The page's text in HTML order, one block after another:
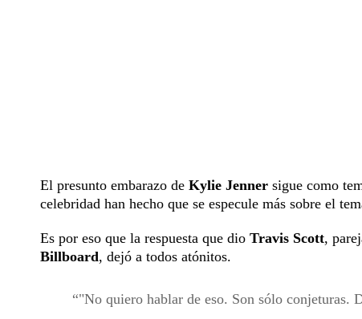
El presunto embarazo de Kylie Jenner sigue como
celebridad han hecho que se especule más sobre el
Es por eso que la respuesta que dio Travis Scott,
Billboard, dejó a todos atónitos.
"No quiero hablar de eso. Son sólo conjeturas.